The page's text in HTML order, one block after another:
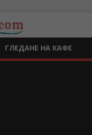
ГЛЕДАНЕ НА КАФЕ